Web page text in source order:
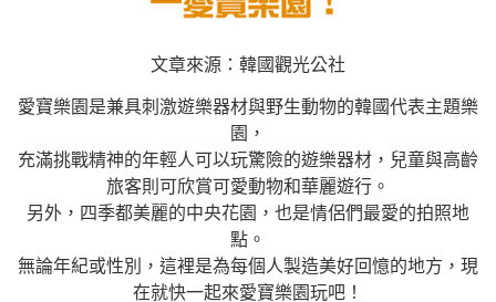
文章來源：韓國觀光公社
愛寶樂園是兼具刺激遊樂器材與野生動物的韓國代表主題樂
園，
充滿挑戰精神的年輕人可以玩驚險的遊樂器材，兒童與高齡
旅客則可欣賞可愛動物和華麗遊行。
另外，四季都美麗的中央花園，也是情侶們最愛的拍照地
點。
無論年紀或性別，這裡是為每個人製造美好回憶的地方，現
在就快一起來愛寶樂園玩吧！